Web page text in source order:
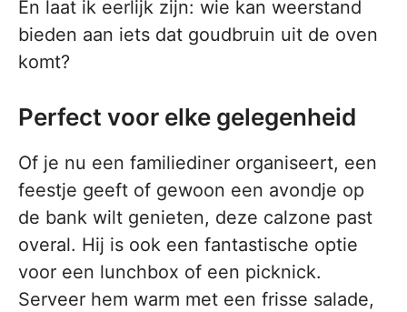
En laat ik eerlijk zijn: wie kan weerstand
bieden aan iets dat goudbruin uit de oven
komt?
Perfect voor elke gelegenheid
Of je nu een familiediner organiseert, een
feestje geeft of gewoon een avondje op
de bank wilt genieten, deze calzone past
overal. Hij is ook een fantastische optie
voor een lunchbox of een picknick.
Serveer hem warm met een frisse salade,